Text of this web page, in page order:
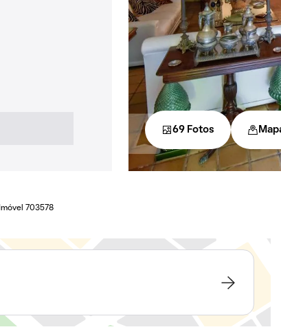
69 Fotos
Imóvel 703578